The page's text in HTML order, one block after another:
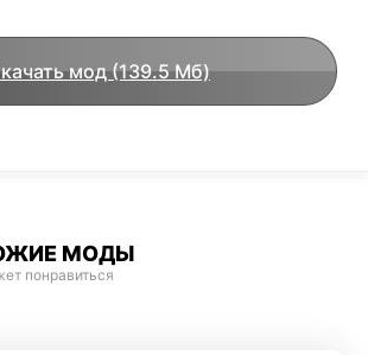
мод (139.5 Мб)
МОДЫ
понравиться